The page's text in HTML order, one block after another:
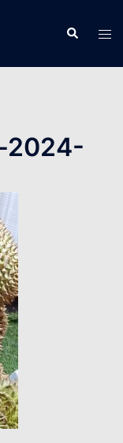
Поиск
2024-